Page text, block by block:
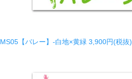
MS05【バレー】-白地×黄緑 3,900円(税抜)